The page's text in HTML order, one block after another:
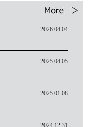
2026.04.04
2025.04.05
2025.01.08
2024.12.31